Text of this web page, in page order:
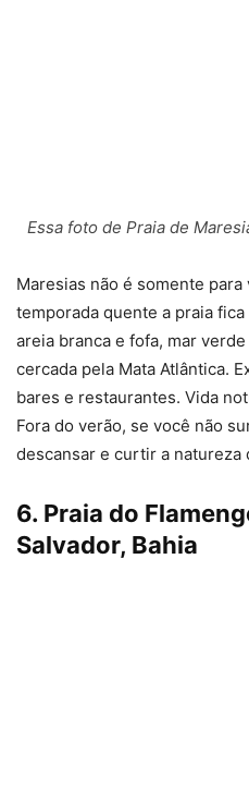
Essa foto de Praia de
Maresias não é somente para
temporada quente a praia
areia branca e fofa, mar
cercada pela Mata Atlântica.
bares e restaurantes. Vida
Fora do verão, se você não
descansar e curtir a natureza
6. Praia do
Salvador, Bahia